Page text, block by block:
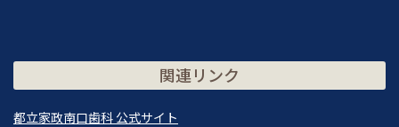
関連リンク
都立家政南口歯科 公式サイト